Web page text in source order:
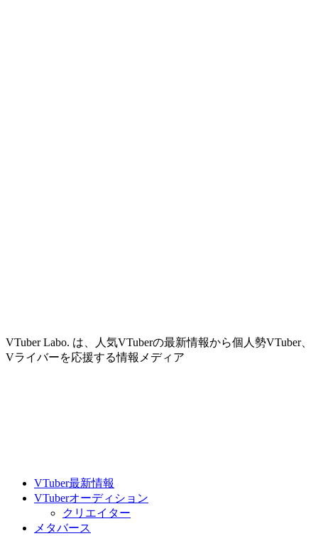
VTuber Labo. は、人気VTuberの最新情報から個人勢VTuber、
Vライバーを応援する情報メディア
VTuber最新情報
VTuberオーディション
クリエイター
メタバース